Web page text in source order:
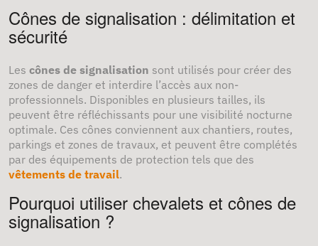
Cônes de signalisation : délimitation et
sécurité
Les cônes de signalisation sont utilisés pour créer des
zones de danger et interdire l’accès aux non-
professionnels. Disponibles en plusieurs tailles, ils
peuvent être réfléchissants pour une visibilité nocturne
optimale. Ces cônes conviennent aux chantiers, routes,
parkings et zones de travaux, et peuvent être complétés
par des équipements de protection tels que des
vêtements de travail.
Pourquoi utiliser chevalets et cônes de
signalisation ?